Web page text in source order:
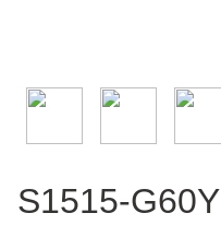
S1515-G60Y